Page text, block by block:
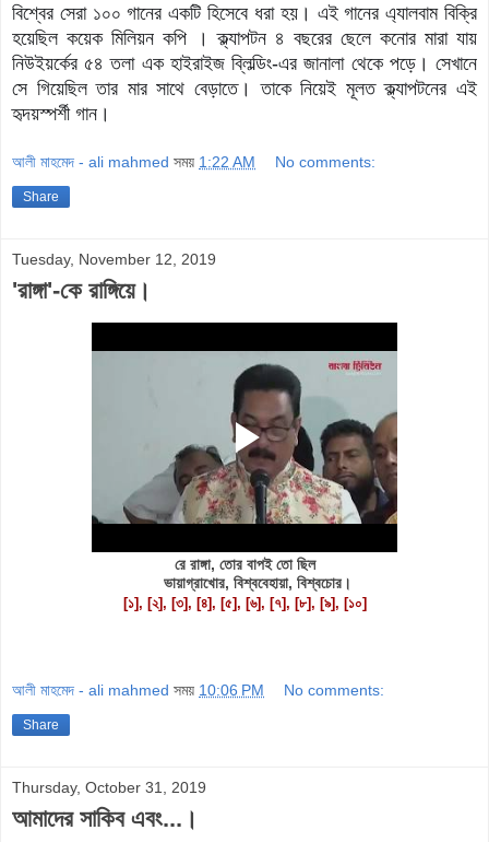
বিশ্বের সেরা ১০০ গানের একটি হিসেবে ধরা হয়। এই গানের এ্যালবাম বিক্রি
হয়েছিল কয়েক মিলিয়ন কপি ।ক্ল্যাপটন ৪ বছরের ছেলে কনোর মারা যায়
নিউইয়র্কের ৫৪ তলা এক হাইরাইজ ব্লিল্ডিং-এর জানালা থেকে পড়ে। সেখানে
সে গিয়েছিল তার মার সাথে বেড়াতে।তাকে নিয়েই মূলত ক্ল্যাপটনের এই
হৃদয়স্পর্শী গান।
আলী মাহমেদ - ali mahmed সময় 1:22 AM No comments:
Share
Tuesday, November 12, 2019
'রাঙ্গা'-কে রাঙ্গিয়ে।
রে রাঙ্গা, তোর বাপই তো ছিল
ভায়াগ্রাখোর, বিশ্ববেহায়া, বিশ্বচোর।
[১], [২], [৩], [৪], [৫], [৬], [৭], [৮], [৯], [১০]
আলী মাহমেদ - ali mahmed সময় 10:06 PM No comments:
Share
Thursday, October 31, 2019
আমাদের সাকিব এবং...।